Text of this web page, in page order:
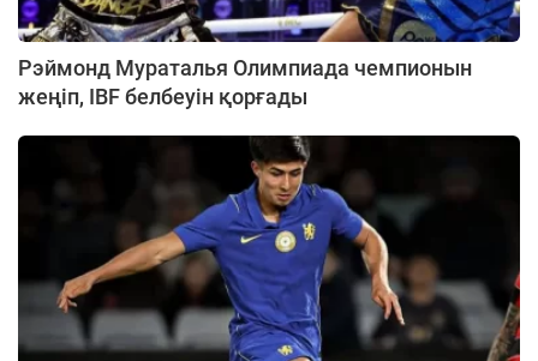
Рэймонд Мураталья Олимпиада чемпионын
жеңіп, IBF белбеуін қорғады